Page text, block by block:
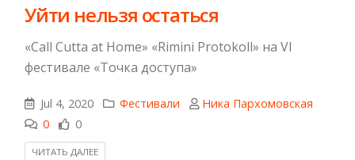
​Уйти нельзя остаться
«Call Cutta at Home» «Rimini Protokoll» на VI
фестивале «Точка доступа»
Jul 4, 2020 Фестивали
Ника Пархомовская
0
0
ЧИТАТЬ ДАЛЕЕ